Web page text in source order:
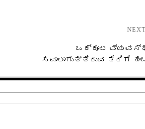
ಒಕ್ಕೂಟ
ಸವಾಲಾಗುತ್ತಿರುವ ತೆರಿಗೆ